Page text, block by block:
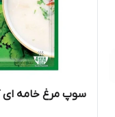
سوپ مرغ خامه ای